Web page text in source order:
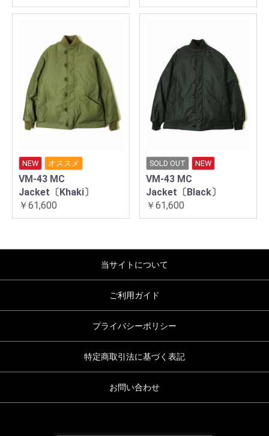
NEW オススメ
VM-43 MC
Jacket〔Khaki〕
￥61,600
SOLD OUT NEW
VM-43 MC
Jacket〔Black〕
￥61,600
当サイトについて
ご利用ガイド
プライバシーポリシー
特定商取引法に基づく表記
お問い合わせ